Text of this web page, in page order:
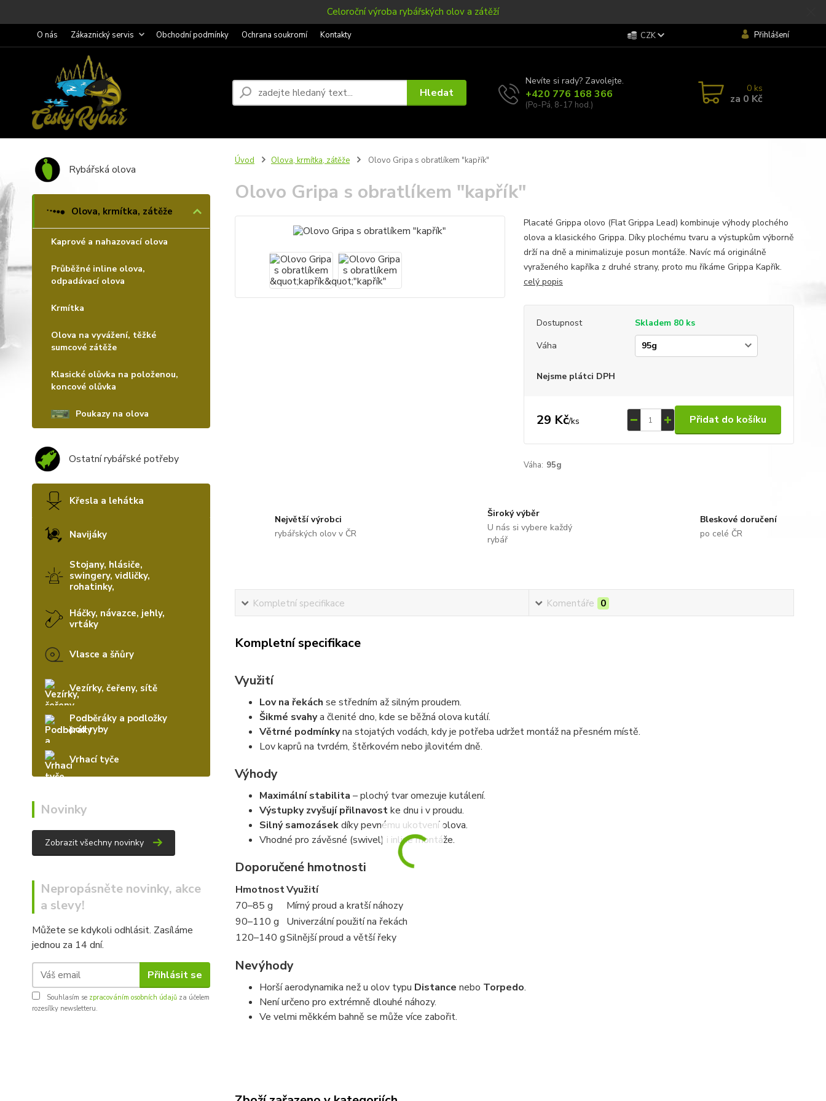
Celoroční výroba rybářských olov a zátěží
O nás Zákaznický servis Obchodní podmínky Ochrana soukromí Kontakty CZK Přihlášení
Hledat
Nevíte si rady? Zavolejte.
+420 776 168 366
(Po-Pá, 8-17 hod.)
0 ks
za 0 Kč
Rybářská olova
Olova, krmítka, zátěže
Kaprové a nahazovací olova
Průběžné inline olova,
odpadávací olova
Krmítka
Olova na vyvážení, těžké
sumcové zátěže
Klasické olůvka na položenou,
koncové olůvka
Poukazy na olova
Ostatní rybářské potřeby
Křesla a lehátka
Navijáky
Stojany, hlásiče,
swingery, vidličky,
rohatinky,
Háčky, návazce, jehly,
vrtáky
Vlasce a šňůry
Vezírky, čeřeny, sítě
Podběráky a podložky
pod ryby
Vrhací tyče
Novinky
Zobrazit všechny novinky
Nepropásněte novinky, akce
a slevy!
Můžete se kdykoli odhlásit. Zasíláme
jednou za 14 dní.
Přihlásit se
Souhlasím se zpracováním osobních údajů za účelem
rozesílky newsletteru.
Úvod Olova, krmítka, zátěže Olovo Gripa s obratlíkem "kapřík"
Olovo Gripa s obratlíkem "kapřík"
Placaté Grippa olovo (Flat Grippa Lead) kombinuje výhody plochého
olova a klasického Grippa. Díky plochému tvaru a výstupkům výborně
drží na dně a minimalizuje posun montáže. Navíc má originálně
vyraženého kapříka z druhé strany, proto mu říkáme Grippa Kapřík.
celý popis
Dostupnost
Skladem 80 ks
Váha
Nejsme plátci DPH
29 Kč/ks Přidat do košíku
Váha: 95g
Největší výrobci
rybářských olov v ČR
Široký výběr
U nás si vybere každý
rybář
Bleskové doručení
po celé ČR
Kompletní specifikace Komentáře 0
Kompletní specifikace
Využití
Lov na řekách se středním až silným proudem.
Šikmé svahya členité dno, kde se běžná olova kutálí.
Větrné podmínkyna stojatých vodách, kdy je potřeba udržet montáž na přesném místě.
Lov kaprů na tvrdém, štěrkovém nebo jílovitém dně.
Výhody
Maximální stabilita – plochý tvar omezuje kutálení.
Výstupky zvyšují přilnavostke dnu i v proudu.
Silný samozásekdíky pevnému ukotvení olova.
Vhodné pro závěsné (swivel) i inline montáže.
Doporučené hmotnosti
HmotnostVyužití
70–85 g
Mírný proud a kratší náhozy
90–110 g
Univerzální použití na řekách
120–140 gSilnější proud a větší řeky
Nevýhody
Horší aerodynamika než u olov typu Distance nebo Torpedo.
Není určeno pro extrémně dlouhé náhozy.
Ve velmi měkkém bahně se může více zabořit.